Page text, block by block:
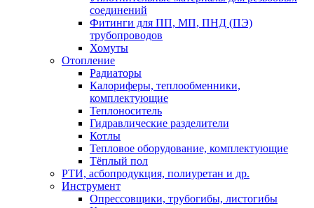
соединений
Фитинги для ПП, МП, ПНД (ПЭ)
трубопроводов
Хомуты
Отопление
Радиаторы
Калориферы, теплообменники,
комплектующие
Теплоноситель
Гидравлические разделители
Котлы
Тепловое оборудование, комплектующие
Тёплый пол
РТИ, асбопродукция, полиуретан и др.
Инструмент
Опрессовщики, трубогибы, листогибы